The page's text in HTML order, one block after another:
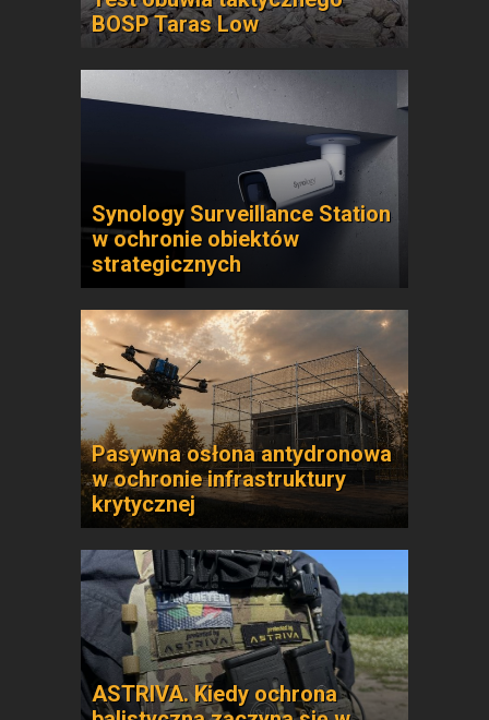
BOSP Taras Low
Synology Surveillance Station
w ochronie obiektów
strategicznych
Pasywna osłona antydronowa
w ochronie infrastruktury
krytycznej
ASTRIVA. Kiedy ochrona